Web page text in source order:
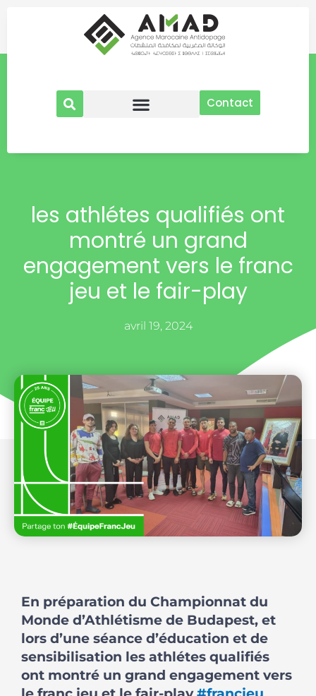
Contact
les athlétes qualifiés ont
montré un grand
engagement vers le franc
jeu et le fair-play
avril 19, 2024
En préparation du Championnat du
Monde d’Athlétisme de Budapest, et
lors d’une séance d’éducation et de
sensibilisation les athlétes qualifiés
ont montré un grand engagement vers